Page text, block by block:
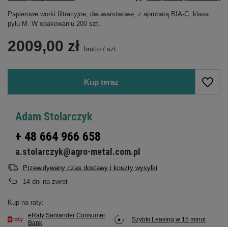
Papierowe worki filtracyjne, dwuwarstwowe, z aprobatą BIA-C, klasa
pyłu M. W opakowaniu 200 szt.
2009,00 zł brutto / szt.
Kup teraz
Adam Stolarczyk
+ 48 664 966 658
a.stolarczyk@agro-metal.com.pl
Przewidywany czas dostawy i koszty wysyłki
14 dni na zwrot
Kup na raty:
eRaty Santander Consumer
Bank
Szybki Leasing w 15 minut